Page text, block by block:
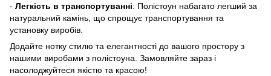
- Легкість в транспортуванні: Полістоун набагато легший за
натуральний камінь, що спрощує транспортування та
установку виробів.
Додайте нотку стилю та елегантності до вашого простору з
нашими виробами з полістоуна. Замовляйте зараз і
насолоджуйтеся якістю та красою!